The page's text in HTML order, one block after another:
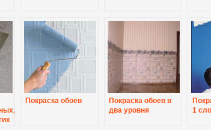
Покраска обоев
Покраска обоев в
два уровня
1